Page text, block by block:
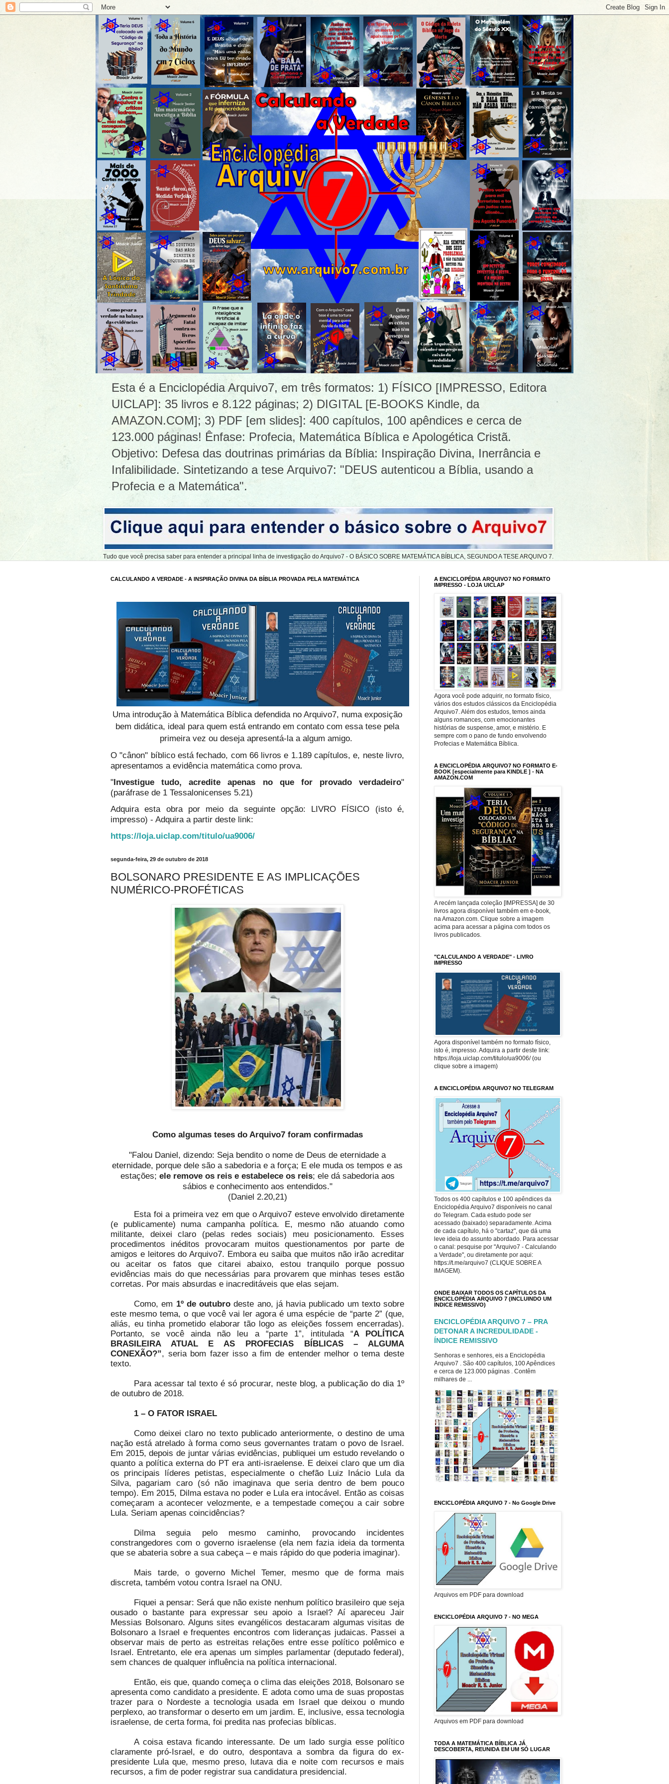
Esta é a Enciclopédia Arquivo7, em três formatos: 1) FÍSICO [IMPRESSO, Editora
UICLAP]: 35 livros e 8.122 páginas; 2) DIGITAL [E-BOOKS Kindle, da
AMAZON.COM]; 3) PDF [em slides]: 400 capítulos, 100 apêndices e cerca de
123.000 páginas! Ênfase: Profecia, Matemática Bíblica e Apologética Cristã.
Objetivo: Defesa das doutrinas primárias da Bíblia: Inspiração Divina, Inerrância e
Infalibilidade. Sintetizando a tese Arquivo7: "DEUS autenticou a Bíblia, usando a
Profecia e a Matemática".
Tudo que você precisa saber para entender a principal linha de investigação do Arquivo7 - O BÁSICO SOBRE MATEMÁTICA BÍBLICA, SEGUNDO A TESE ARQUIVO 7.
CALCULANDO A VERDADE - A INSPIRAÇÃO DIVINA DA BÍBLIA PROVADA PELA MATEMÁTICA
Uma introdução à Matemática Bíblica defendida no Arquivo7, numa exposição
bem didática, ideal para quem está entrando em contato com essa tese pela
primeira vez ou deseja apresentá-la a algum amigo.
O "cânon" bíblico está fechado, com 66 livros e 1.189 capítulos, e, neste livro,
apresentamos a evidência matemática como prova.
"Investigue tudo, acredite apenas no que for provado verdadeiro"
(paráfrase de 1 Tessalonicenses 5.21)
Adquira esta obra por meio da seguinte opção: LIVRO FÍSICO (isto é,
impresso) - Adquira a partir deste link:
https://loja.uiclap.com/titulo/ua9006/
segunda-feira, 29 de outubro de 2018
BOLSONARO PRESIDENTE E AS IMPLICAÇÕES
NUMÉRICO-PROFÉTICAS
Como algumas teses do Arquivo7 foram confirmadas
"Falou Daniel, dizendo: Seja bendito o nome de Deus de eternidade a
eternidade, porque dele são a sabedoria e a força; E ele muda os tempos e as
estações; ele remove os reis e estabelece os reis; ele dá sabedoria aos
sábios e conhecimento aos entendidos."
(Daniel 2.20,21)
Esta foi a primeira vez em que o Arquivo7 esteve envolvido diretamente
(e publicamente) numa campanha política. E, mesmo não atuando como
militante, deixei claro (pelas redes sociais) meu posicionamento. Esses
procedimentos inéditos provocaram muitos questionamentos por parte de
amigos e leitores do Arquivo7. Embora eu saiba que muitos não irão acreditar
ou aceitar os fatos que citarei abaixo, estou tranquilo porque possuo
evidências mais do que necessárias para provarem que minhas teses estão
corretas. Por mais absurdas e inacreditáveis que elas sejam.
Como, em 1º de outubro deste ano, já havia publicado um texto sobre
este mesmo tema, o que você vai ler agora é uma espécie de “parte 2” (que,
aliás, eu tinha prometido elaborar tão logo as eleições fossem encerradas).
Portanto, se você ainda não leu a “parte 1”, intitulada “A POLÍTICA
BRASILEIRA ATUAL E AS PROFECIAS BÍBLICAS – ALGUMA
CONEXÃO?”, seria bom fazer isso a fim de entender melhor o tema deste
texto.
Para acessar tal texto é só procurar, neste blog, a publicação do dia 1º
de outubro de 2018.
1 – O FATOR ISRAEL
Como deixei claro no texto publicado anteriormente, o destino de uma
nação está atrelado à forma como seus governantes tratam o povo de Israel.
Em 2015, depois de juntar várias evidências, publiquei um estudo revelando o
quanto a política externa do PT era anti-israelense. E deixei claro que um dia
os principais líderes petistas, especialmente o chefão Luiz Inácio Lula da
Silva, pagariam caro (só não imaginava que seria dentro de bem pouco
tempo). Em 2015, Dilma estava no poder e Lula era intocável. Então as coisas
começaram a acontecer velozmente, e a tempestade começou a cair sobre
Lula. Seriam apenas coincidências?
Dilma seguia pelo mesmo caminho, provocando incidentes
constrangedores com o governo israelense (ela nem fazia ideia da tormenta
que se abateria sobre a sua cabeça – e mais rápido do que poderia imaginar).
Mais tarde, o governo Michel Temer, mesmo que de forma mais
discreta, também votou contra Israel na ONU.
Fiquei a pensar: Será que não existe nenhum político brasileiro que seja
ousado o bastante para expressar seu apoio a Israel? Aí apareceu Jair
Messias Bolsonaro. Alguns sites evangélicos destacaram algumas visitas de
Bolsonaro a Israel e frequentes encontros com lideranças judaicas. Passei a
observar mais de perto as estreitas relações entre esse político polêmico e
Israel. Entretanto, ele era apenas um simples parlamentar (deputado federal),
sem chances de qualquer influência na política internacional.
Então, eis que, quando começa o clima das eleições 2018, Bolsonaro se
apresenta como candidato a presidente. E adota como uma de suas propostas
trazer para o Nordeste a tecnologia usada em Israel que deixou o mundo
perplexo, ao transformar o deserto em um jardim. E, inclusive, essa tecnologia
israelense, de certa forma, foi predita nas profecias bíblicas.
A coisa estava ficando interessante. De um lado surgia esse político
claramente pró-Israel, e do outro, despontava a sombra da figura do ex-
presidente Lula que, mesmo preso, lutava dia e noite com recursos e mais
recursos, a fim de poder registrar sua candidatura presidencial.
A ENCICLOPÉDIA ARQUIVO7 NO FORMATO
IMPRESSO - LOJA UICLAP
Agora você pode adquirir, no formato físico,
vários dos estudos clássicos da Enciclopédia
Arquivo7. Além dos estudos, temos ainda
alguns romances, com emocionantes
histórias de suspense, amor, e mistério. E
sempre com o pano de fundo envolvendo
Profecias e Matemática Bíblica.
A ENCICLOPÉDIA ARQUIVO7 NO FORMATO E-
BOOK [especialmente para KINDLE ] - NA
AMAZON.COM
A recém lançada coleção [IMPRESSA] de 30
livros agora disponível também em e-book,
na Amazon.com. Clique sobre a imagem
acima para acessar a página com todos os
livros publicados.
"CALCULANDO A VERDADE" - LIVRO
IMPRESSO
Agora disponível também no formato físico,
isto é, impresso. Adquira a partir deste link:
https://loja.uiclap.com/titulo/ua9006/ (ou
clique sobre a imagem)
A ENCICLOPÉDIA ARQUIVO7 NO TELEGRAM
Todos os 400 capítulos e 100 apêndices da
Enciclopédia Arquivo7 disponíveis no canal
do Telegram. Cada estudo pode ser
acessado (baixado) separadamente. Acima
de cada capítulo, há o "cartaz", que dá uma
leve ideia do assunto abordado. Para acessar
o canal: pesquise por "Arquivo7 - Calculando
a Verdade", ou diretamente por aqui:
https://t.me/arquivo7 (CLIQUE SOBRE A
IMAGEM).
ONDE BAIXAR TODOS OS CAPÍTULOS DA
ENCICLOPÉDIA ARQUIVO 7 (INCLUINDO UM
ÍNDICE REMISSIVO)
ENCICLOPÉDIA ARQUIVO 7 – PRA
DETONAR A INCREDULIDADE -
ÍNDICE REMISSIVO
Senhoras e senhores, eis a Enciclopédia
Arquivo7 . São 400 capítulos, 100 Apêndices
e cerca de 123.000 páginas . Contêm
milhares de ...
ENCICLOPÉDIA ARQUIVO 7 - No Google Drive
Arquivos em PDF para download
ENCICLOPÉDIA ARQUIVO 7 - NO MEGA
Arquivos em PDF para download
TODA A MATEMÁTICA BÍBLICA JÁ
DESCOBERTA, REUNIDA EM UM SÓ LUGAR